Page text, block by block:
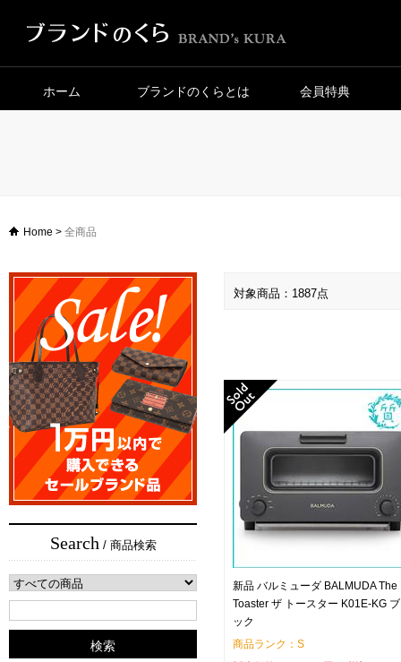
ホーム ブランドのくらとは 会員特典
Home > 全商品
Search/ 商品検索
対象商品：1887点
新品 バルミューダ BALMUDA The
Toaster ザ トースター K01E-KG
ック
商品ランク：S